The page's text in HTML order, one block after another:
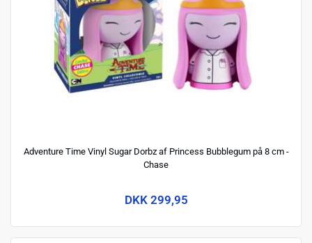
Adventure Time Vinyl Sugar Dorbz af Princess Bubblegum på 8 cm -
Chase
DKK 299,95